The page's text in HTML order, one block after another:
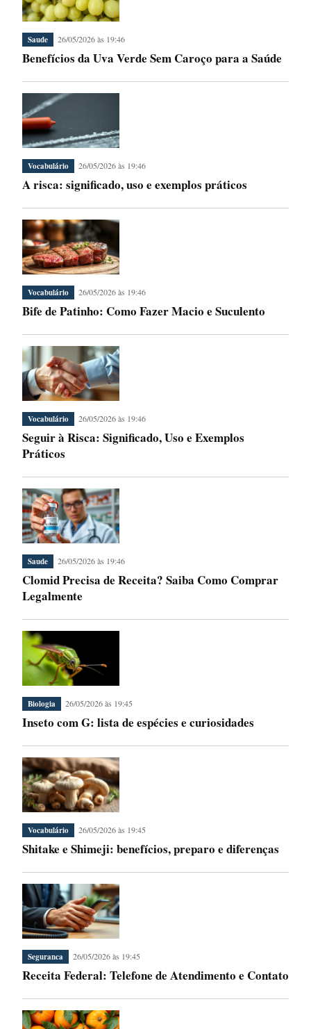
Saude 26/05/2026 às 19:46
Benefícios da Uva Verde Sem Caroço para a Saúde
Vocabulário 26/05/2026 às 19:46
A risca: significado, uso e exemplos práticos
Vocabulário 26/05/2026 às 19:46
Bife de Patinho: Como Fazer Macio e Suculento
Vocabulário 26/05/2026 às 19:46
Seguir à Risca: Significado, Uso e Exemplos
Práticos
Saude 26/05/2026 às 19:46
Clomid Precisa de Receita? Saiba Como Comprar
Legalmente
Biologia 26/05/2026 às 19:45
Inseto com G: lista de espécies e curiosidades
Vocabulário 26/05/2026 às 19:45
Shitake e Shimeji: benefícios, preparo e diferenças
Seguranca 26/05/2026 às 19:45
Receita Federal: Telefone de Atendimento e Contato